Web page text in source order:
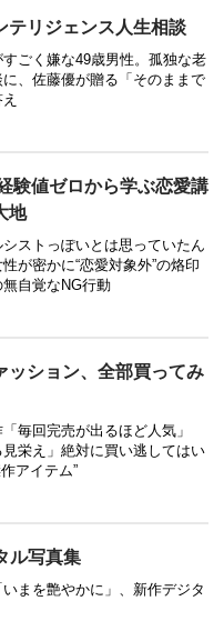
テリジェンス人生相談
ごく嫌な49歳男性。孤独な老
、佐藤優が贈る「そのままで
験値ゼロから学ぶ恋愛講
地
シストっぽいとは思っていたん
が密かに“恋愛対象外”の烙印
自覚なNG行動
ッション、全部買ってみ
毎回完売が出るほど人気」
見栄え」絶対に買い逃してはい
アイテム”
ル写真集
まを艶やかに」、新作デジタ